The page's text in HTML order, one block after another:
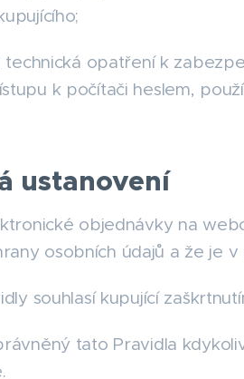
opatření k
k počítači heslem,
ustanovení
objednávky na
osobních údajů a že je
souhlasí kupující
tato Pravidla